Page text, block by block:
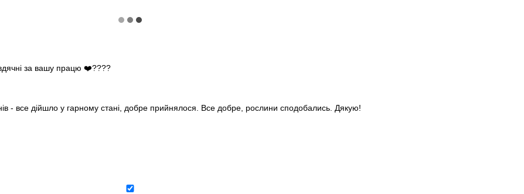
за вашу працю ❤️????
- все дійшло у гарному стані, добре прийнялося. Все добре, рослини сподобались. Дякую!